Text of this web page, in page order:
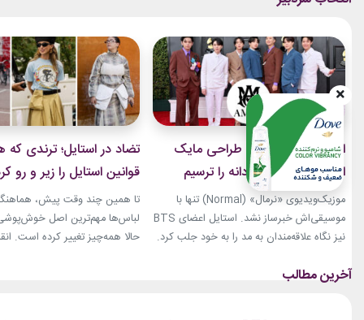
استایل‌های BTS با طراحی مایک
امیری، آینده مد مردانه را ترسیم
کردند
موزیک‌ویدیوی «نرمال» (Normal) تنها با
موسیقی‌اش خبرساز نشد. استایل اعضای BTS
نیز نگاه علاقه‌مندان به مد را به خود جلب کرد.
(Amiri)، متعلق به طراح آمریکاییِ ایرانی‌تبار،
تضاد در استایل؛ ترندی
قوانین استایل را زیر و رو
تا همین چند وقت پیش،
لباس‌ها مهم‌ترین اصل خوش‌پوشی
حالا همه‌چیز تغییر کرده است.